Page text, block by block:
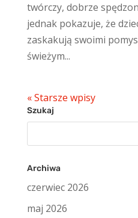
twórczy, dobrze
jednak pokazuje, że
zaskakują swoimi
świeżym...
« Starsze wpisy
Szukaj
Archiwa
czerwiec 2026
maj 2026